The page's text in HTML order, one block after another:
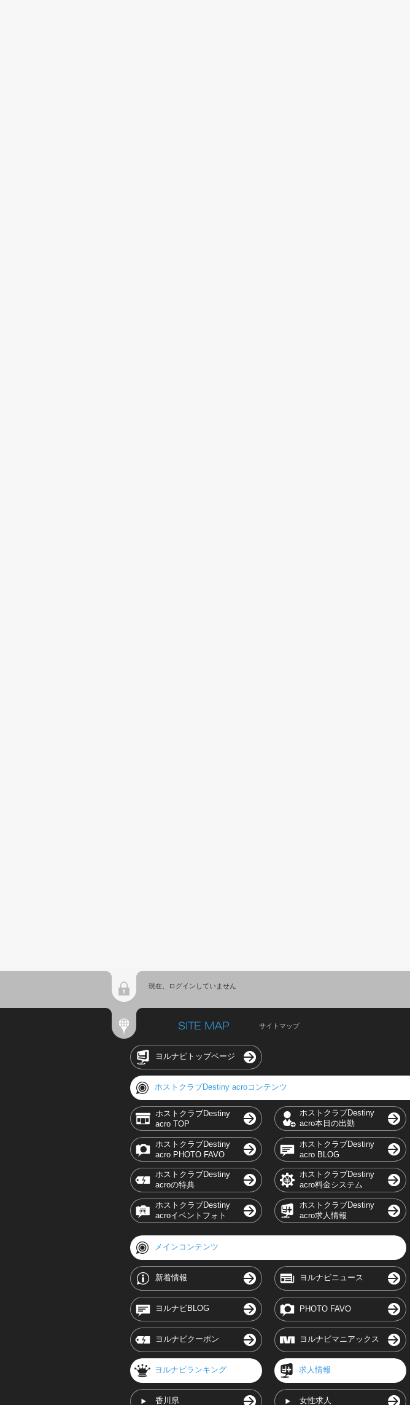
現在、ログインしていません
サイトマップ
ヨルナビトップページ
ホストクラブDestiny acroコンテンツ
ホストクラブDestiny
acro TOP
ホストクラブDestiny
acro本日の出勤
ホストクラブDestiny
acro PHOTO FAVO
ホストクラブDestiny
acro BLOG
ホストクラブDestiny
acroの特典
ホストクラブDestiny
acro料金システム
ホストクラブDestiny
acroイベントフォト
ホストクラブDestiny
acro求人情報
メインコンテンツ
新着情報 ヨルナビニュース
ヨルナビBLOG PHOTO FAVO
ヨルナビクーポン ヨルナビマニアックス
ヨルナビランキング
香川県
求人情報
女性求人